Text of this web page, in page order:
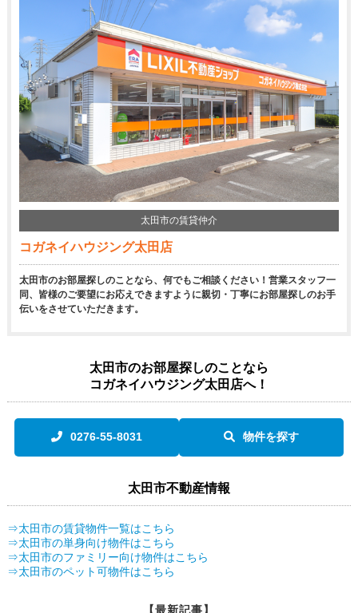
太田市の賃貸仲介
コガネイハウジング太田店
太田市のお部屋探しのことなら、何でもご相談ください！営業スタッフ一
同、皆様のご要望にお応えできますように親切・丁寧にお部屋探しのお手
伝いをさせていただきます。
太田市のお部屋探しのことなら
コガネイハウジング太田店へ！
0276-55-8031 物件を探す
太田市不動産情報
⇒太田市の賃貸物件一覧はこちら
⇒太田市の単身向け物件はこちら
⇒太田市のファミリー向け物件はこちら
⇒太田市のペット可物件はこちら
【最新記事】